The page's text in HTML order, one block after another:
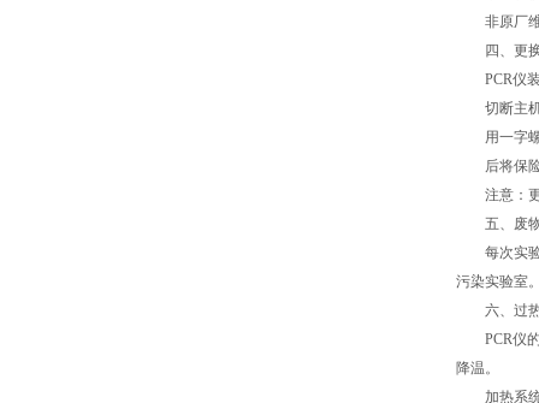
非原厂维
四、更换
PCR仪装
切断主机
用一字螺
后将保险
注意：更
五、废物
每次实验
污染实验室
六、过热
PCR仪的
降温。
加热系统